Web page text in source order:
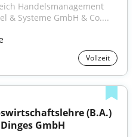
Handelsmanagement
& Systeme GmbH & Co....
Vollzeit
(B.A.)
GmbH